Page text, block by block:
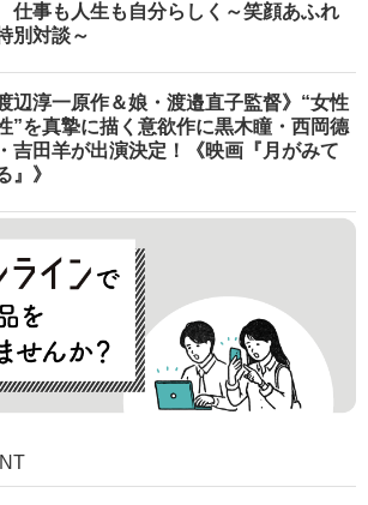
事も人生も自分らしく～笑顔あふれ
別対談～
渡辺淳一原作＆娘・渡邉直子監督》“女性
”を真摯に描く意欲作に黒木瞳・西岡德
吉田羊が出演決定！《映画『月がみて
』》